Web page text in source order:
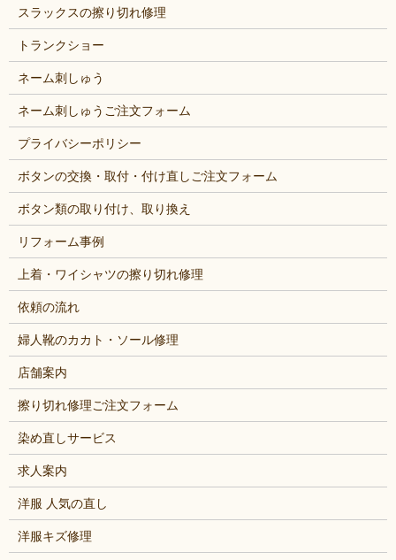
スラックスの擦り切れ修理
トランクショー
ネーム刺しゅう
ネーム刺しゅうご注文フォーム
プライバシーポリシー
ボタンの交換・取付・付け直しご注文フォーム
ボタン類の取り付け、取り換え
リフォーム事例
上着・ワイシャツの擦り切れ修理
依頼の流れ
婦人靴のカカト・ソール修理
店舗案内
擦り切れ修理ご注文フォーム
染め直しサービス
求人案内
洋服 人気の直し
洋服キズ修理